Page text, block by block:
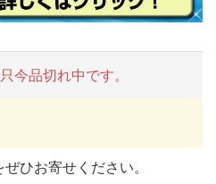
今品切れ中です。
ひお寄せください。